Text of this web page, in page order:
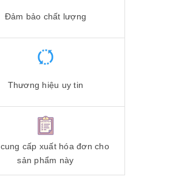
Đảm bảo chất lượng
Thương hiệu uy tin
cấp xuất hóa đơn cho
sản phẩm này